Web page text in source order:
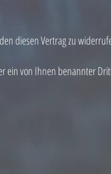
diesen Vertrag zu
ein von Ihnen benannter